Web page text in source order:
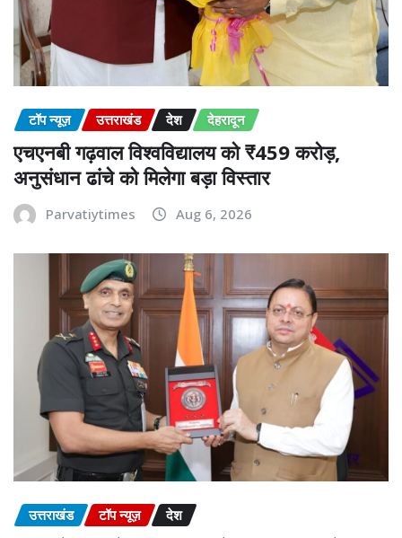
टॉप न्यूज़ उत्तराखंड देश देहरादून
एचएनबी गढ़वाल विश्वविद्यालय को ₹459 करोड़,
अनुसंधान ढांचे को मिलेगा बड़ा विस्तार
Parvatiytimes Aug 6, 2026
उत्तराखंड टॉप न्यूज़ देश